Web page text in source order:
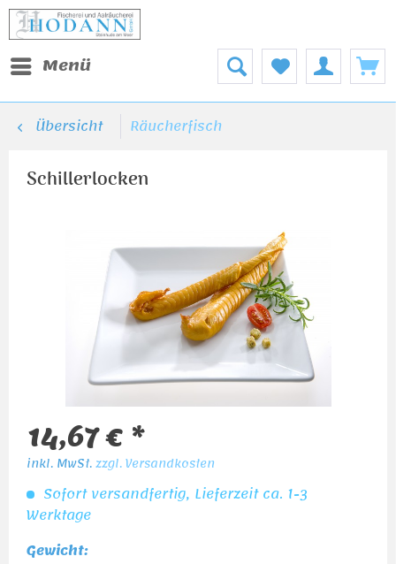
Menü
Übersicht Räucherfisch
Schillerlocken
14,67 € *
inkl. MwSt.zzgl. Versandkosten
Sofort versandfertig, Lieferzeit ca. 1-3
Werktage
Gewicht: